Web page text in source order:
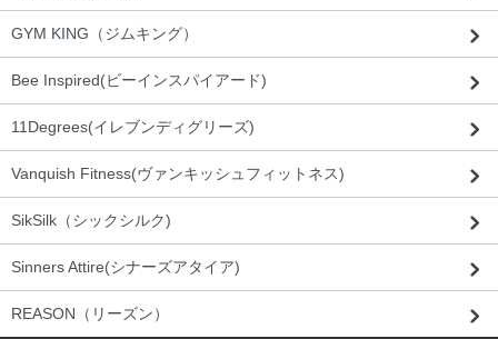
GYM KING（ジムキング）
Bee Inspired(ビーインスパイアード)
11Degrees(イレブンディグリーズ)
Vanquish Fitness(ヴァンキッシュフィットネス)
SikSilk（シックシルク)
Sinners Attire(シナーズアタイア)
REASON（リーズン）